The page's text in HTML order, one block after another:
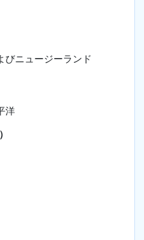
びニュージーランド
洋